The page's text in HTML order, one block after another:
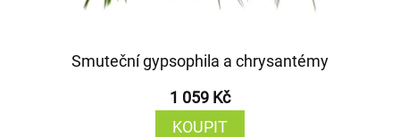
Smuteční gypsophila a chrysantémy
1 059 Kč
KOUPIT